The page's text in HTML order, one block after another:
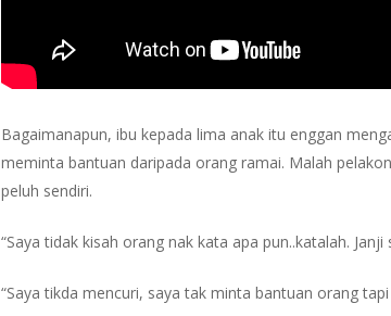
Bagaimanapun, ibu kepada lima anak itu enggan
meminta bantuan daripada orang ramai. Malah
peluh sendiri.
“Saya tidak kisah orang nak kata apa pun..katalah.
“Saya tikda mencuri, saya tak minta bantuan orang